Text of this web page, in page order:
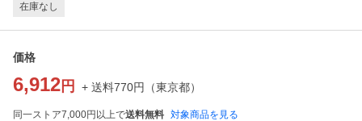
在庫なし
価格
6,912 円 + 送料770円 （東京都）
同一ストア7,000円以上で送料無料 対象商品を見る